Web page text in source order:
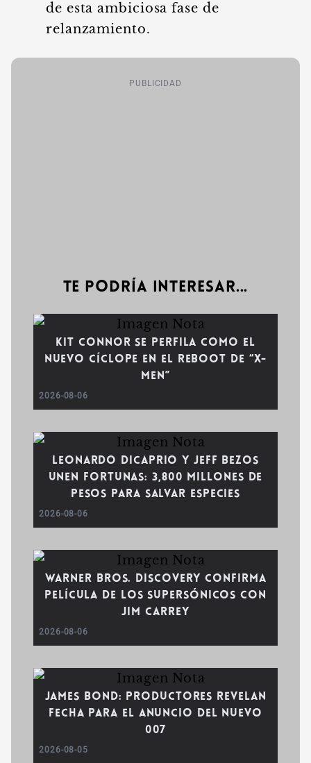
de esta ambiciosa fase de
relanzamiento.
PUBLICIDAD
Te podría interesar...
Kit Connor se perfila como el
nuevo Cíclope en el reboot de “X-
Men”
2026-08-06
Leonardo DiCaprio y Jeff Bezos
unen fortunas: 3,800 millones de
pesos para salvar especies
2026-08-06
Warner Bros. Discovery confirma
película de Los Supersónicos con
Jim Carrey
2026-08-06
James Bond: Productores revelan
fecha para el anuncio del nuevo
007
2026-08-05